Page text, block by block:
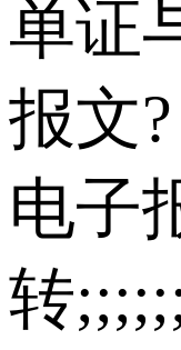
单证
报文?
电子
转